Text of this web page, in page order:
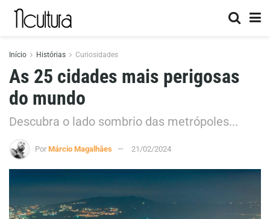
Início Histórias Curiosidades
As 25 cidades mais perigosas
do mundo
Descubra o lado sombrio das metrópoles...
Por Márcio Magalhães 21/02/2024